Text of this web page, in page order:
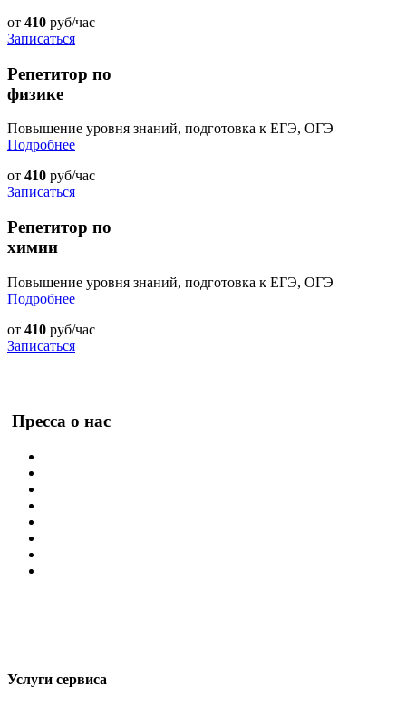
от 410 руб/час
Записаться
Репетитор по
физике
Повышение уровня знаний, подготовка к ЕГЭ, ОГЭ
Подробнее
от 410 руб/час
Записаться
Репетитор по
химии
Повышение уровня знаний, подготовка к ЕГЭ, ОГЭ
Подробнее
от 410 руб/час
Записаться
Пресса о нас
Услуги сервиса